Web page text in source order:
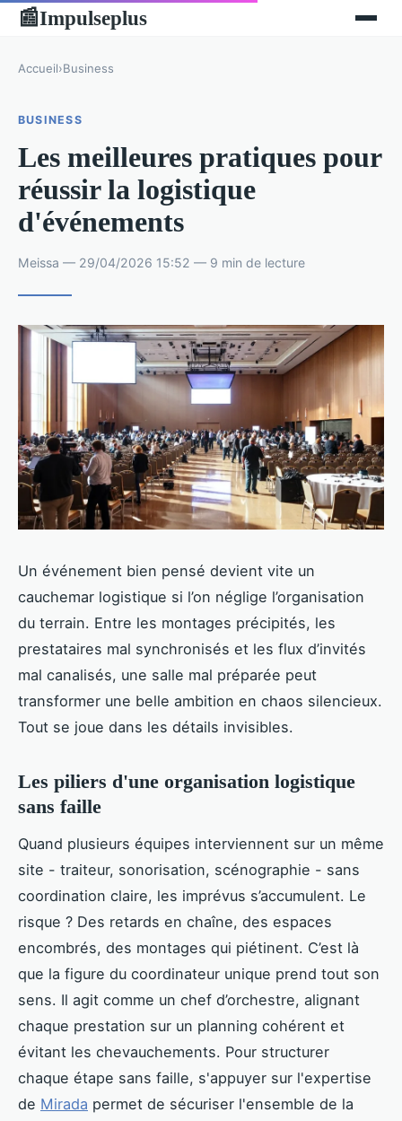
📰Impulseplus
Accueil›Business
BUSINESS
Les meilleures pratiques pour
réussir la logistique
d'événements
Meissa — 29/04/2026 15:52 — 9 min de lecture
Un événement bien pensé devient vite un
cauchemar logistique si l’on néglige l’organisation
du terrain. Entre les montages précipités, les
prestataires mal synchronisés et les flux d’invités
mal canalisés, une salle mal préparée peut
transformer une belle ambition en chaos silencieux.
Tout se joue dans les détails invisibles.
Les piliers d'une organisation logistique
sans faille
Quand plusieurs équipes interviennent sur un même
site - traiteur, sonorisation, scénographie - sans
coordination claire, les imprévus s’accumulent. Le
risque ? Des retards en chaîne, des espaces
encombrés, des montages qui piétinent. C’est là
que la figure du coordinateur unique prend tout son
sens. Il agit comme un chef d’orchestre, alignant
chaque prestation sur un planning cohérent et
évitant les chevauchements. Pour structurer
chaque étape sans faille, s'appuyer sur l'expertise
de Mirada permet de sécuriser l'ensemble de la